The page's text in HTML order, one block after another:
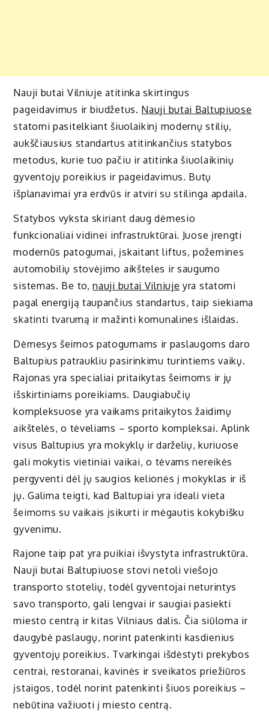
Nauji butai Vilniuje atitinka skirtingus
pageidavimus ir biudžetus. Nauji butai Baltupiuose
statomi pasitelkiant šiuolaikinį modernų stilių,
aukščiausius standartus atitinkančius statybos
metodus, kurie tuo pačiu ir atitinka šiuolaikinių
gyventojų poreikius ir pageidavimus. Butų
išplanavimai yra erdvūs ir atviri su stilinga apdaila.
Statybos vyksta skiriant daug dėmesio
funkcionaliai vidinei infrastruktūrai. Juose įrengti
modernūs patogumai, įskaitant liftus, požemines
automobilių stovėjimo aikšteles ir saugumo
sistemas. Be to,nauji butai Vilniuje yra statomi
pagal energiją taupančius standartus, taip siekiama
skatinti tvarumą ir mažinti komunalines išlaidas.
Dėmesys šeimos patogumams ir paslaugoms daro
Baltupius patraukliu pasirinkimu turintiems vaikų.
Rajonas yra specialiai pritaikytas šeimoms ir jų
išskirtiniams poreikiams. Daugiabučių
kompleksuose yra vaikams pritaikytos žaidimų
aikštelės, o tėveliams – sporto kompleksai. Aplink
visus Baltupius yra mokyklų ir darželių, kuriuose
gali mokytis vietiniai vaikai, o tėvams nereikės
pergyventi dėl jų saugios kelionės į mokyklas ir iš
jų. Galima teigti, kad Baltupiai yra ideali vieta
šeimoms su vaikais įsikurti ir mėgautis kokybišku
gyvenimu.
Rajone taip pat yra puikiai išvystyta infrastruktūra.
Nauji butai Baltupiuose stovi netoli viešojo
transporto stotelių, todėl gyventojai neturintys
savo transporto, gali lengvai ir saugiai pasiekti
miesto centrą ir kitas Vilniaus dalis. Čia siūloma ir
daugybė paslaugų, norint patenkinti kasdienius
gyventojų poreikius. Tvarkingai išdėstyti prekybos
centrai, restoranai, kavinės ir sveikatos priežiūros
įstaigos, todėl norint patenkinti šiuos poreikius –
nebūtina važiuoti į miesto centrą.